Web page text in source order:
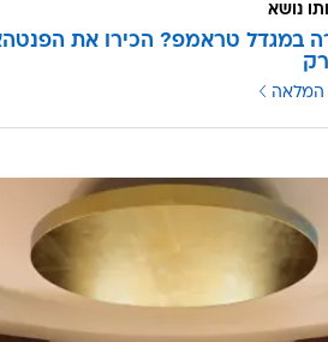
נושא
במגדל טראמפ? הכירו את
המלאה